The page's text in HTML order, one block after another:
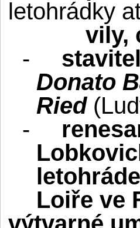
letohrádky
vily,
-
Donato
Ried
-
Loiře ve